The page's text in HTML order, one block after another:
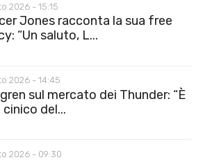
2026 - 15:15
Jones racconta la sua free
“Un saluto, L...
2026 - 14:45
sul mercato dei Thunder: “È
del...
2026 - 09:30